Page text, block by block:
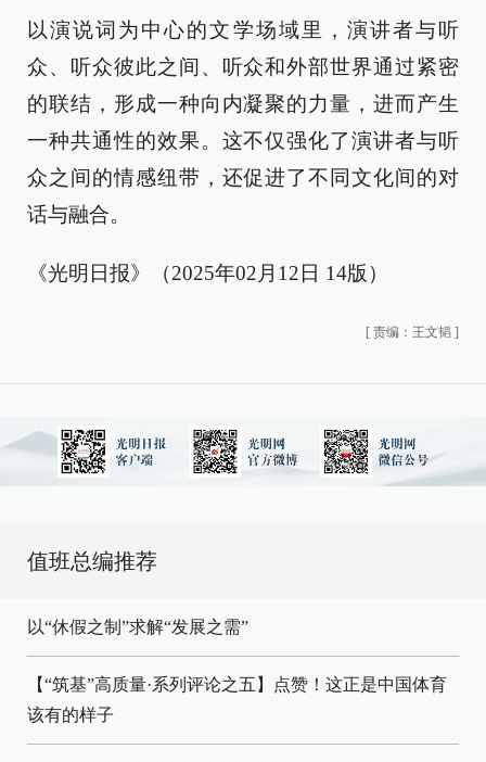
以演说词为中心的文学场域里，演讲者与听
众、听众彼此之间、听众和外部世界通过紧密
的联结，形成一种向内凝聚的力量，进而产生
一种共通性的效果。这不仅强化了演讲者与听
众之间的情感纽带，还促进了不同文化间的对
话与融合。
《光明日报》（2025年02月12日 14版）
[ 责编：王文韬 ]
值班总编推荐
以“休假之制”求解“发展之需”
【“筑基”高质量·系列评论之五】点赞！这正是中国体育
该有的样子